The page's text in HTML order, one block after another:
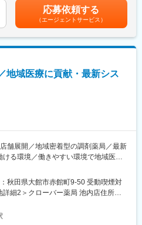
す。
」を育てるべく、定期的な勉強会・
施しております。資格取得に向けて
、現在24店舗ですでに導入が進んで
活躍いただくことも可能です。
ります。同社ではそれぞれの薬局が現
いく方針をとっており、周辺の医療
べてが心地よくご利用いただける設備
しまれ、明るく和やかな拠点となる
ます。すべては患者様のために。いつ
”を目指しています。
■昇給：年1回（6月）■賞与：年2回（6
円賃金はあくまでも目安の金額で
可能性があります。月給(月額)は固定
応募依頼する
（エージェントサービス）
地域医療に貢献・最新シス
舗展開／地域密着型の調剤薬局／最新
る環境／働きやすい環境で地域医療
剤薬局を展開し地域の健康を支える当
剤業務・薬歴管理・服薬指導など薬局
当いただきます。
秋田県大館市赤館町9-50 受動喫煙対
細2＞クローバー薬局 池内店住所：
1 受動喫煙対策：屋内全面禁煙＜勤
：秋田県大館市有浦2丁目4-18 受動喫